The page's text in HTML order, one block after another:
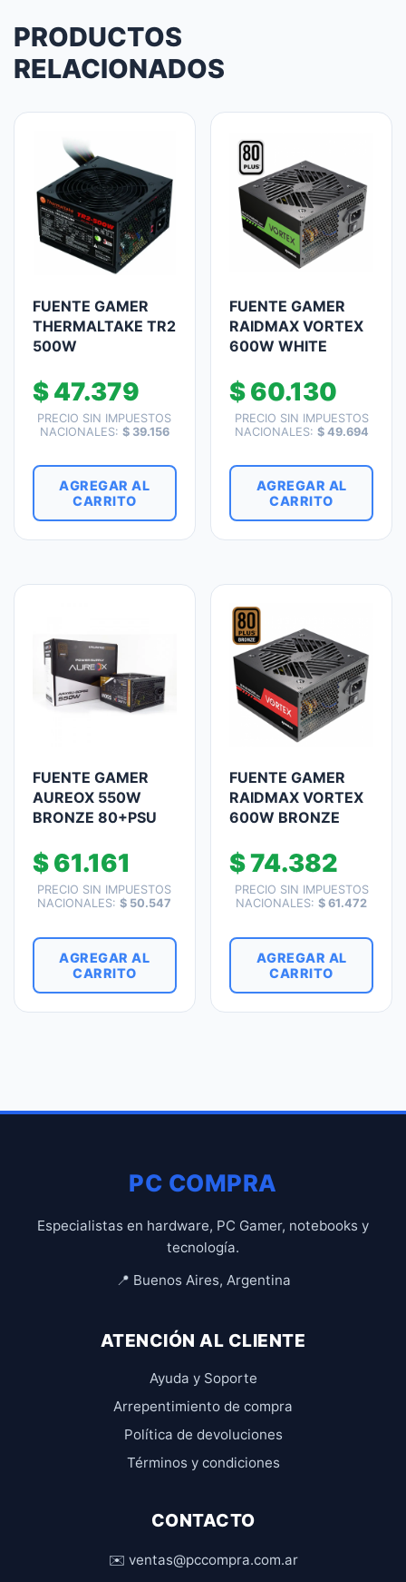
PRODUCTOS
RELACIONADOS
FUENTE GAMER
THERMALTAKE TR2
500W
$47.379
PRECIO SIN IMPUESTOS
NACIONALES: $39.156
AGREGAR AL
CARRITO
FUENTE GAMER
RAIDMAX VORTEX
600W WHITE
$60.130
PRECIO SIN IMPUESTOS
NACIONALES: $49.694
AGREGAR AL
CARRITO
FUENTE GAMER
AUREOX 550W
BRONZE 80+PSU
$61.161
PRECIO SIN IMPUESTOS
NACIONALES:$ 50.547
AGREGAR AL
CARRITO
FUENTE GAMER
RAIDMAX VORTEX
600W BRONZE
$74.382
PRECIO SIN IMPUESTOS
NACIONALES:$ 61.472
AGREGAR AL
CARRITO
PC COMPRA
Especialistas en hardware, PC Gamer, notebooks y
tecnología.
📍 Buenos Aires, Argentina
ATENCIÓN AL CLIENTE
Ayuda y Soporte
Arrepentimiento de compra
Política de devoluciones
Términos y condiciones
CONTACTO
✉️ ventas@pccompra.com.ar